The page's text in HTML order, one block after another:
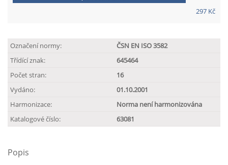
297 Kč
Označení normy:
ČSN EN ISO 3582
Třídící znak:
645464
Počet stran:
16
Vydáno:
01.10.2001
Harmonizace:
Norma není harmonizována
Katalogové číslo:
63081
Popis